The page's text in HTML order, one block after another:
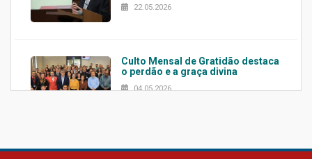
22.05.2026
Culto Mensal de Gratidão destaca
o perdão e a graça divina
04.05.2026
Confira como foi o culto mensal